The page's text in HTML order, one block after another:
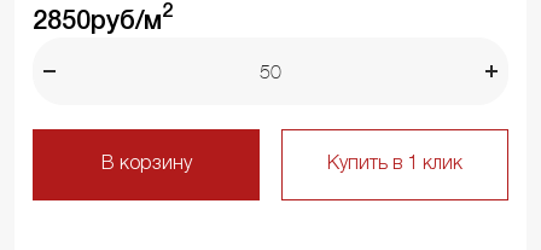
2850руб/м2
В корзину Купить в 1 клик